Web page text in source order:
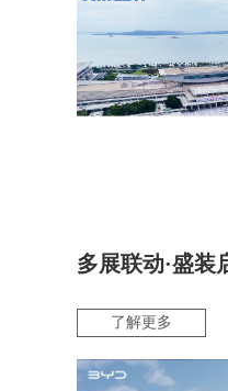
了解更多